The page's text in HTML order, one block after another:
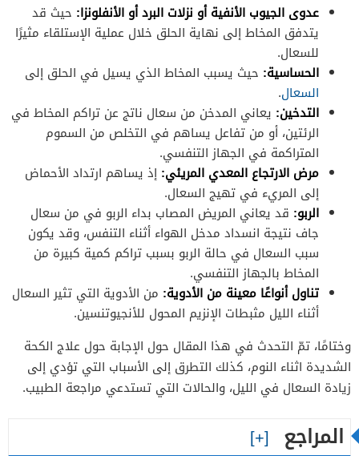
عدوى الجيوب الأنفية أو نزلات البرد أو الأنفلونزا: حيث قد
يتدفق المخاط إلى نهاية الحلق خلال عملية الإستلقاء مثيرًا
للسعال.
الحساسية: حيث يسبب المخاط الذي يسيل في الحلق إلى
السعال.
التدخين: يعاني المدخن من سعال ناتج عن تراكم المخاط في
الرئتين، أو من تفاعل يساهم في التخلص من السموم
المتراكمة في الجهاز التنفسي.
مرض الارتجاع المعدي المريئي: إذ يساهم ارتداد الأحماض
إلى المريء في تهيج السعال.
الربو: قد يعاني المريض المصاب بداء الربو في من سعال
جاف نتيجة انسداد مدخل الهواء أثناء التنفس، وقد يكون
سبب السعال في حالة الربو بسبب تراكم كمية كبيرة من
المخاط بالجهاز التنفسي.
تناول أنواعًا معينة من الأدوية: من الأدوية التي تثير السعال
أثناء الليل مثبطات الإنزيم المحول للأنجيوتنسين.
وختامًا، تمّ التحدث في هذا المقال حول الإجابة حول علاج الكحة
الشديدة اثناء النوم، كذلك التطرق إلى الأسباب التي تؤدي إلى
زيادة السعال في الليل، والحالات التي تستدعي مراجعة الطبيب.
المراجع